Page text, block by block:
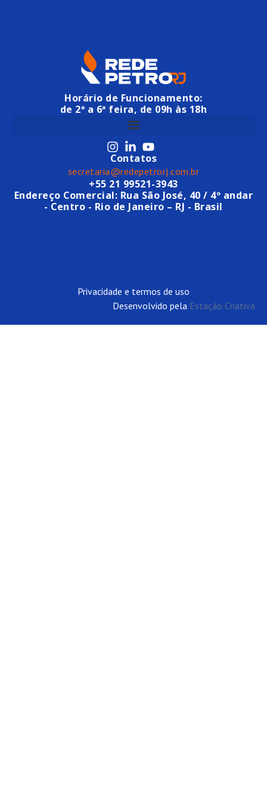
Horário de Funcionamento:
de 2ª a 6ª feira, de 09h às 18h
Contatos
secretaria@redepetrorj.com.br
+55 21 99521-3943
Endereço Comercial: Rua São José, 40 / 4º andar
- Centro - Rio de Janeiro – RJ - Brasil
Privacidade e termos de uso
Desenvolvido pela Estação Criativa